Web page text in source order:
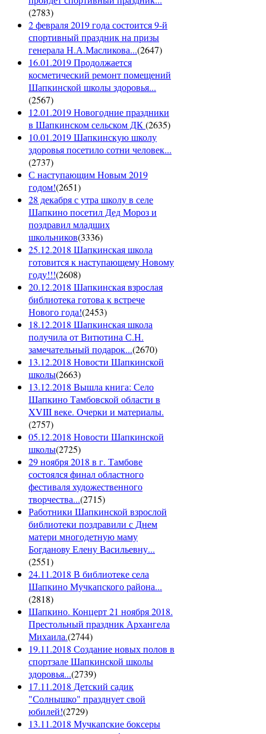
(2783)
2 февраля 2019 года состоится 9-й
спортивный праздник на призы
генерала Н.А.Масликова...(2647)
16.01.2019 Продолжается
косметический ремонт помещений
Шапкинской школы здоровья...
(2567)
12.01.2019 Новогодние праздники
в Шапкинском сельском ДК(2635)
10.01.2019 Шапкинскую школу
здоровья посетило сотни человек...
(2737)
С наступающим Новым 2019
годом!(2651)
28 декабря с утра школу в селе
Шапкино посетил Дед Мороз и
поздравил младших
школьников(3336)
25.12.2018 Шапкинская школа
готовится к наступающему Новому
году!!!(2608)
20.12.2018 Шапкинская взрослая
библиотека готова к встрече
Нового года!(2453)
18.12.2018 Шапкинская школа
получила от Витютина С.Н.
замечательный подарок...(2670)
13.12.2018 Новости Шапкинской
школы(2663)
13.12.2018 Вышла книга: Село
Шапкино Тамбовской области в
XVIII веке. Очерки и материалы.
(2757)
05.12.2018 Новости Шапкинской
школы(2725)
29 ноября 2018 в г. Тамбове
состоялся финал областного
фестиваля художественного
творчества...(2715)
Работники Шапкинской взрослой
библиотеки поздравили с Днем
матери многодетную маму
Богданову Елену Васильевну...
(2551)
24.11.2018 В библиотеке села
Шапкино Мучкапского района...
(2818)
Шапкино. Концерт 21 ноября 2018.
Престольный праздник Архангела
Михаила.(2744)
19.11.2018 Создание новых полов в
спортзале Шапкинской школы
здоровья...(2739)
17.11.2018 Детский садик
"Солнышко" празднует свой
юбилей!(2729)
13.11.2018 Мучкапские боксеры